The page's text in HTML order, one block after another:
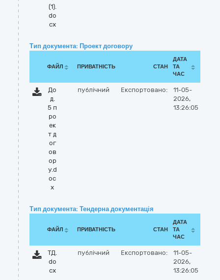
(1).
do
cx
Тип документа: Проект договору
ФАЙЛ ПРИВАТНІСТЬ СТАН
ДАТА
ТА
ЧАС
До
д.
5 п
ро
ек
т д
ог
ов
ор
у.d
oc
x
публічний Експортовано:
11-05-
2026,
13:26:05
Тип документа: Тендерна документація
ФАЙЛ ПРИВАТНІСТЬ СТАН
ДАТА
ТА
ЧАС
ТД.
do
cx
публічний Експортовано:
11-05-
2026,
13:26:05